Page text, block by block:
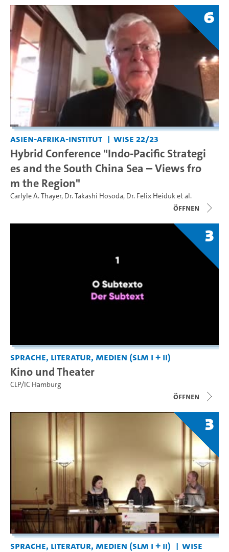
6
Asien-Afrika-Institut WiSe 22/23
Hybrid Conference "Indo-Pacific Strategi
es and the South China Sea – Views fro
m the Region"
Carlyle A. Thayer, Dr. Takashi Hosoda, Dr. Felix Heiduket al.
Öffnen
3
Sprache, Literatur, Medien (SLM I + II)
Kino und Theater
CLP/IC Hamburg
Öffnen
3
Sprache, Literatur, Medien (SLM I + II)
WiSe